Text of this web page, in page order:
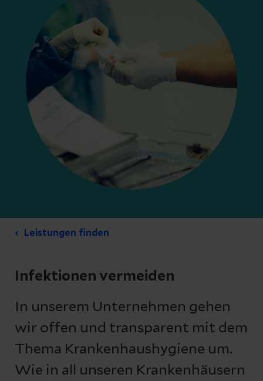
Leistungen finden
Infektionen vermeiden
In unserem Unternehmen gehen
wir offen und transparent mit dem
Thema Krankenhaushygiene um.
Wie in all unseren Krankenhäusern